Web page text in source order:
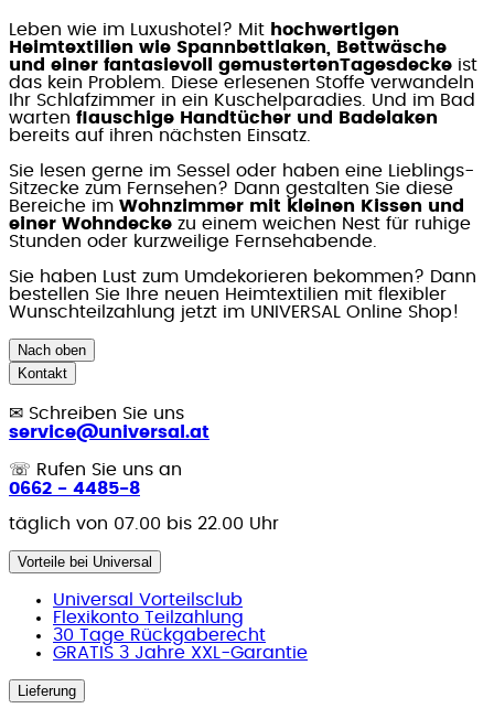
Leben wie im Luxushotel? Mit hochwertigen
Heimtextilien wie Spannbettlaken, Bettwäsche
und einer fantasievoll gemustertenTagesdecke ist
das kein Problem. Diese erlesenen Stoffe verwandeln
Ihr Schlafzimmer in ein Kuschelparadies. Und im Bad
warten flauschige Handtücher und Badelaken
bereits auf ihren nächsten Einsatz.
Sie lesen gerne im Sessel oder haben eine Lieblings-
Sitzecke zum Fernsehen? Dann gestalten Sie diese
Bereiche im Wohnzimmer mit kleinen Kissen und
einer Wohndecke zu einem weichen Nest für ruhige
Stunden oder kurzweilige Fernsehabende.
Sie haben Lust zum Umdekorieren bekommen? Dann
bestellen Sie Ihre neuen Heimtextilien mit flexibler
Wunschteilzahlung jetzt im UNIVERSAL Online Shop!
Nach oben
Kontakt
✉ Schreiben Sie uns
service@universal.at
☏ Rufen Sie uns an
0662 - 4485-8
täglich von 07.00 bis 22.00 Uhr
Vorteile bei Universal
Universal Vorteilsclub
Flexikonto Teilzahlung
30 Tage Rückgaberecht
GRATIS 3 Jahre XXL-Garantie
Lieferung